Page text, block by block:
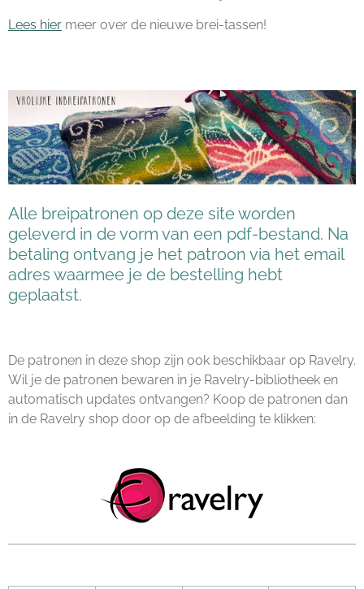
Lees hier meer over de nieuwe brei-tassen!
Alle breipatronen op deze site worden
geleverd in de vorm van een pdf-bestand. Na
betaling ontvang je het patroon via het email
adres waarmee je de bestelling hebt
geplaatst.
De patronen in deze shop zijn ook beschikbaar op Ravelry.
Wil je de patronen bewaren in je Ravelry-bibliotheek en
automatisch updates ontvangen? Koop de patronen dan
in de Ravelry shop door op de afbeelding te klikken: